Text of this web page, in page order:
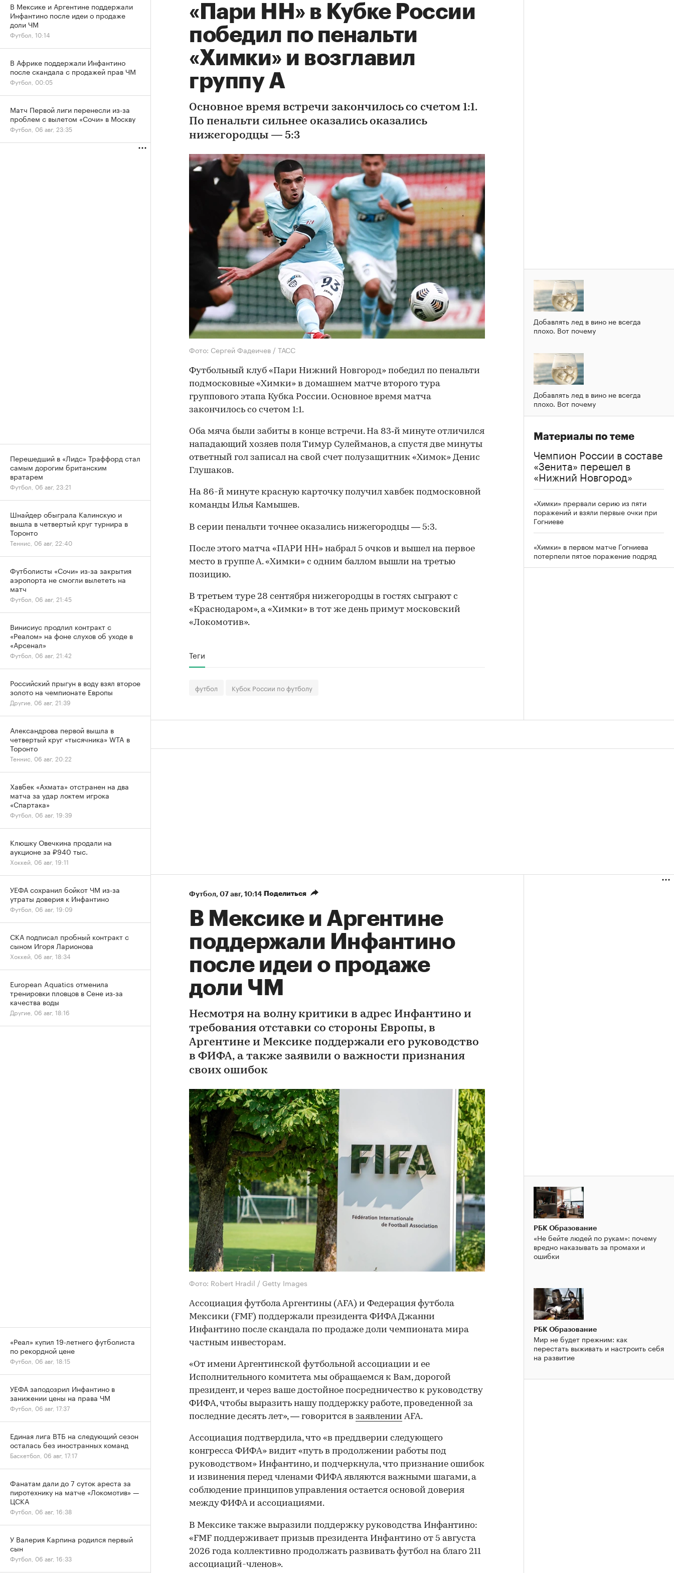
«Пари НН» в Кубке России
победил по пенальти
«Химки» и возглавил
группу А
Основное время встречи закончилось со счетом 1:1.
По пенальти сильнее оказались оказались
нижегородцы — 5:3
Фото: Сергей Фадеичев / ТАСС
Футбольный клуб «Пари Нижний Новгород» победил по пенальти
подмосковные «Химки» в домашнем матче второго тура
группового этапа Кубка России. Основное время матча
закончилось со счетом 1:1.
Оба мяча были забиты в конце встречи. На 83‑й минуте отличился
нападающий хозяев поля Тимур Сулейманов, а спустя две минуты
ответный гол записал на свой счет полузащитник «Химок» Денис
Глушаков.
На 86-й минуте красную карточку получил хавбек подмосковной
команды Илья Камышев.
В серии пенальти точнее оказались нижегородцы — 5:3.
После этого матча «ПАРИ НН» набрал 5 очков и вышел на первое
место в группе А. «Химки» с одним баллом вышли на третью
позицию.
В третьем туре 28 сентября нижегородцы в гостях сыграют с
«Краснодаром», а «Химки» в тот же день примут московский
«Локомотив».
Теги
футбол Кубок России по футболу
Добавлять лед в вино не всегда
плохо. Вот почему
Добавлять лед в вино не всегда
плохо. Вот почему
Материалы по теме
Чемпион России в составе
«Зенита» перешел в
«Нижний Новгород»
«Химки» прервали серию из пяти
поражений и взяли первые очки при
Гогниеве
«Химки» в первом матче Гогниева
потерпели пятое поражение подряд
Футбол⁠, 07 авг, 10:14 Поделиться
В Мексике и Аргентине
поддержали Инфантино
после идеи о продаже
доли ЧМ
Несмотря на волну критики в адрес Инфантино и
требования отставки со стороны Европы, в
Аргентине и Мексике поддержали его руководство
в ФИФА, а также заявили о важности признания
своих ошибок
Фото: Robert Hradil / Getty Images
Ассоциация футбола Аргентины (AFA) и Федерация футбола
Мексики (FMF) поддержали президента ФИФА Джанни
Инфантино после скандала по продаже доли чемпионата мира
частным инвесторам.
«От имени Аргентинской футбольной ассоциации и ее
Исполнительного комитета мы обращаемся к Вам, дорогой
президент, и через ваше достойное посредничество к руководству
ФИФА, чтобы выразить нашу поддержку работе, проведенной за
последние десять лет», — говорится в заявлении AFA.
Ассоциация подтвердила, что «в преддверии следующего
конгресса ФИФА» видит «путь в продолжении работы под
руководством» Инфантино, и подчеркнула, что признание ошибок
и извинения перед членами ФИФА являются важными шагами, а
соблюдение принципов управления остается основой доверия
между ФИФА и ассоциациями.
В Мексике также выразили поддержку руководства Инфантино:
«FMF поддерживает призыв президента Инфантино от 5 августа
2026 года коллективно продолжать развивать футбол на благо 211
ассоциаций-членов».
РБК Образование
«Не бейте людей по рукам»: почему
вредно наказывать за промахи и
ошибки
РБК Образование
Мир не будет прежним: как
перестать выживать и настроить себя
на развитие
В Мексике и Аргентине поддержали
Инфантино после идеи о продаже
доли ЧМ
Футбол, 10:14
В Африке поддержали Инфантино
после скандала с продажей прав ЧМ
Футбол, 00:05
Матч Первой лиги перенесли из-за
проблем с вылетом «Сочи» в Москву
Футбол, 06 авг, 23:35
Перешедший в «Лидс» Траффорд стал
самым дорогим британским
вратарем
Футбол, 06 авг, 23:21
Шнайдер обыграла Калинскую и
вышла в четвертый круг турнира в
Торонто
Теннис, 06 авг, 22:40
Футболисты «Сочи» из-за закрытия
аэропорта не смогли вылететь на
матч
Футбол, 06 авг, 21:45
Винисиус продлил контракт с
«Реалом» на фоне слухов об уходе в
«Арсенал»
Футбол, 06 авг, 21:42
Российский прыгун в воду взял второе
золото на чемпионате Европы
Другие, 06 авг, 21:39
Александрова первой вышла в
четвертый круг «тысячника» WTA в
Торонто
Теннис, 06 авг, 20:22
Хавбек «Ахмата» отстранен на два
матча за удар локтем игрока
«Спартака»
Футбол, 06 авг, 19:39
Клюшку Овечкина продали на
аукционе за ₽940 тыс.
Хоккей, 06 авг, 19:11
УЕФА сохранил бойкот ЧМ из-за
утраты доверия к Инфантино
Футбол, 06 авг, 19:09
СКА подписал пробный контракт с
сыном Игоря Ларионова
Хоккей, 06 авг, 18:34
European Aquatics отменила
тренировки пловцов в Сене из-за
качества воды
Другие, 06 авг, 18:16
«Реал» купил 19-летнего футболиста
по рекордной цене
Футбол, 06 авг, 18:15
УЕФА заподозрил Инфантино в
занижении цены на права ЧМ
Футбол, 06 авг, 17:37
Единая лига ВТБ на следующий сезон
осталась без иностранных команд
Баскетбол, 06 авг, 17:17
Фанатам дали до 7 суток ареста за
пиротехнику на матче «Локомотив» —
ЦСКА
Футбол, 06 авг, 16:38
У Валерия Карпина родился первый
сын
Футбол, 06 авг, 16:33